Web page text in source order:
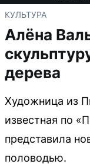
КУЛЬТУРА
Алёна
дерева
Художница из
известная по
представила
половодью.